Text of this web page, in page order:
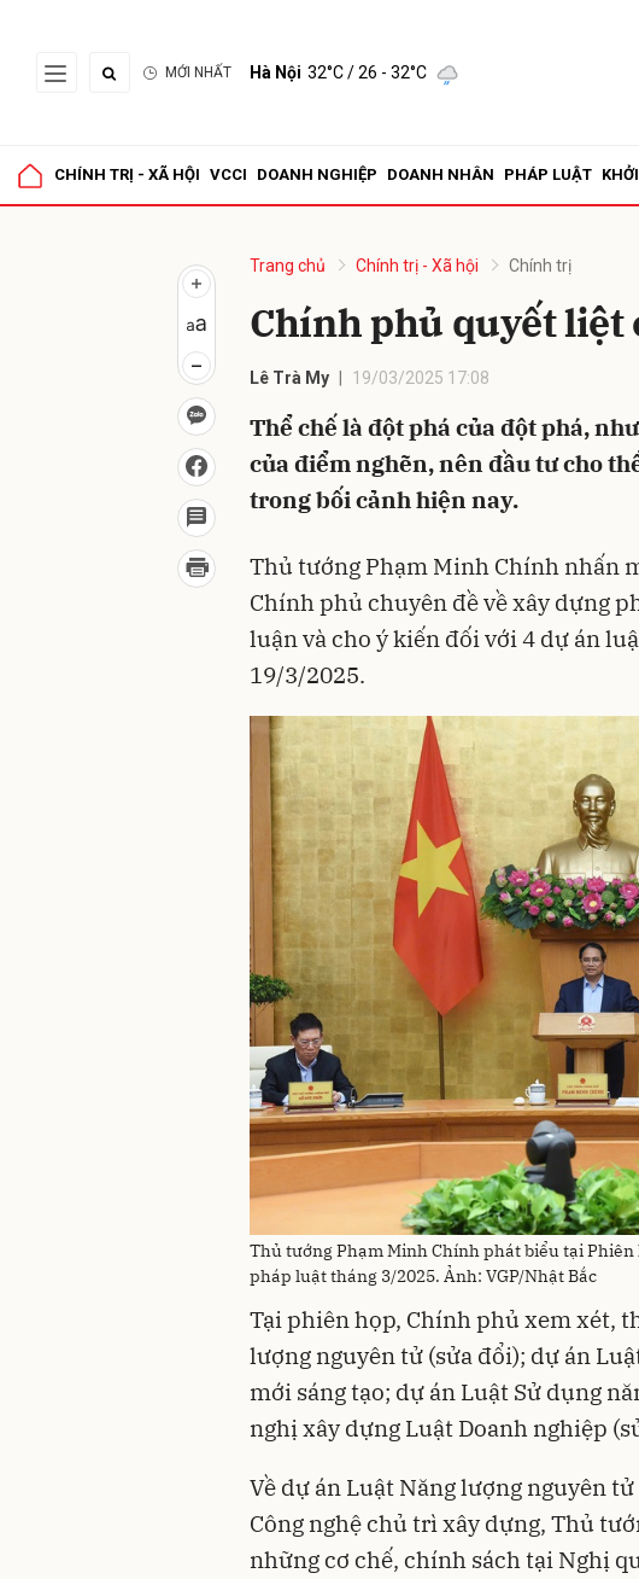
MỚI NHẤT Hà Nội 32°C/ 26 - 32°C
CHÍNH TRỊ - XÃ HỘI VCCI DOANH NGHIỆP DOANH NHÂN PHÁP LUẬT
Trang chủ Chính trị - Xã hội Chính trị
Chính phủ quyết liệt
Lê Trà My 19/03/2025 17:08
Thể chế là đột phá của đột phá,
của điểm nghẽn, nên đầu tư cho
trong bối cảnh hiện nay.
Thủ tướng Phạm Minh Chính nhấn
Chính phủ chuyên đề về xây dựng
luận và cho ý kiến đối với 4 dự án
19/3/2025.
Thủ tướng Phạm Minh Chính phát biểu tại
pháp luật tháng 3/2025. Ảnh: VGP/Nhật Bắc
Tại phiên họp, Chính phủ xem xét,
lượng nguyên tử (sửa đổi); dự án
mới sáng tạo; dự án Luật Sử dụng
nghị xây dựng Luật Doanh nghiệp
Về dự án Luật Năng lượng nguyên
Công nghệ chủ trì xây dựng, Thủ
những cơ chế, chính sách tại Nghị